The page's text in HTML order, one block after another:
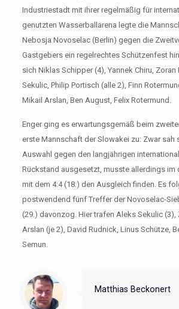
Industriestadt mit ihrer regelmäßig für
genutzten Wasserballarena legte die
Nebosja Novoselac (Berlin) gegen die
Gastgebers ein regelrechtes Schützenfest
sich Niklas Schipper (4), Yannek Chiru,
Sekulic, Philip Portisch (alle 2), Finn
Mikail Arslan, Ben August, Felix Rotermund.
Enger ging es erwartungsgemäß beim
erste Mannschaft der Slowakei zu: Zwar sah
Auswahl gegen den langjährigen
Rückstand ausgesetzt, musste allerdings im
mit dem 4:4 (18.) den Ausgleich finden. Es
postwendend fünf Treffer der Novoselac-
(29.) davonzog. Hier trafen Aleks Sekulic (3),
Arslan (je 2), David Rudnick, Linus Schütze,
Semun.
Matthias Beckonert